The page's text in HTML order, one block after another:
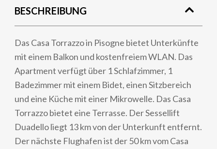
BESCHREIBUNG
Das Casa Torrazzo in Pisogne bietet Unterkünfte
mit einem Balkon und kostenfreiem WLAN. Das
Apartment verfügt über 1 Schlafzimmer, 1
Badezimmer mit einem Bidet, einen Sitzbereich
und eine Küche mit einer Mikrowelle. Das Casa
Torrazzo bietet eine Terrasse. Der Sessellift
Duadello liegt 13 km von der Unterkunft entfernt.
Der nächste Flughafen ist der 50 km vom Casa